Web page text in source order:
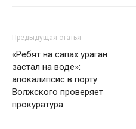
Предыдущая статья
«Ребят на сапах ураган
застал на воде»:
апокалипсис в порту
Волжского проверяет
прокуратура